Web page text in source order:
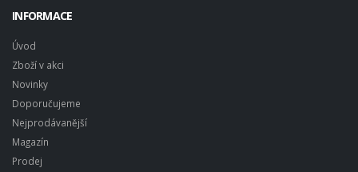
INFORMACE
Úvod
Zboží v akci
Novinky
Doporučujeme
Nejprodávanější
Magazín
Prodej